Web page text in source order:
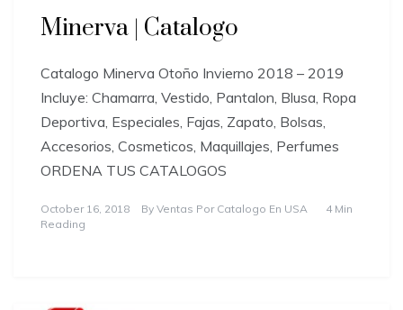
Minerva | Catalogo
Catalogo Minerva Otoño Invierno 2018 – 2019
Incluye: Chamarra, Vestido, Pantalon, Blusa, Ropa
Deportiva, Especiales, Fajas, Zapato, Bolsas,
Accesorios, Cosmeticos, Maquillajes, Perfumes
ORDENA TUS CATALOGOS
October 16, 2018 By Ventas Por Catalogo En USA
4 Min
Reading